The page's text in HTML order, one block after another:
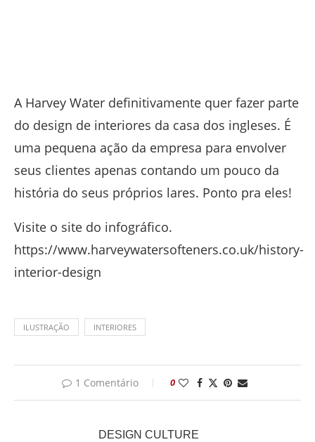
A Harvey Water definitivamente quer fazer parte
do design de interiores da casa dos ingleses. É
uma pequena ação da empresa para envolver
seus clientes apenas contando um pouco da
história do seus próprios lares. Ponto pra eles!
Visite o site do infográfico.
https://www.harveywatersofteners.co.uk/history-
interior-design
ILUSTRAÇÃO INTERIORES
1 Comentário 0
DESIGN CULTURE